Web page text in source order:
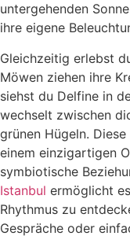
untergehenden
ihre eigene
Gleichzeitig erlebst
Möwen ziehen ihre
siehst du Delfine in
wechselt zwischen
grünen Hügeln.
einem einzigartigen
symbiotische
Istanbul ermöglicht
Rhythmus zu
Gespräche oder